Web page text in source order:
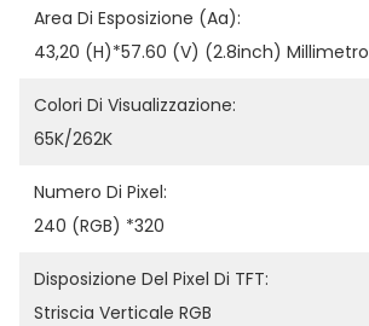
Area Di Esposizione (aa):
43,20 (H)*57.60 (v) (2.8inch) Millimetro
Colori Di Visualizzazione:
65K/262K
Numero Di Pixel:
240 (RGB) *320
Disposizione Del Pixel Di TFT:
Striscia Verticale RGB